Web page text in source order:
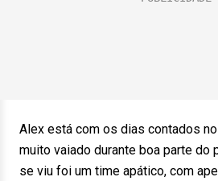
Alex está com os dias contados
muito vaiado durante boa parte do
se viu foi um time apático, com